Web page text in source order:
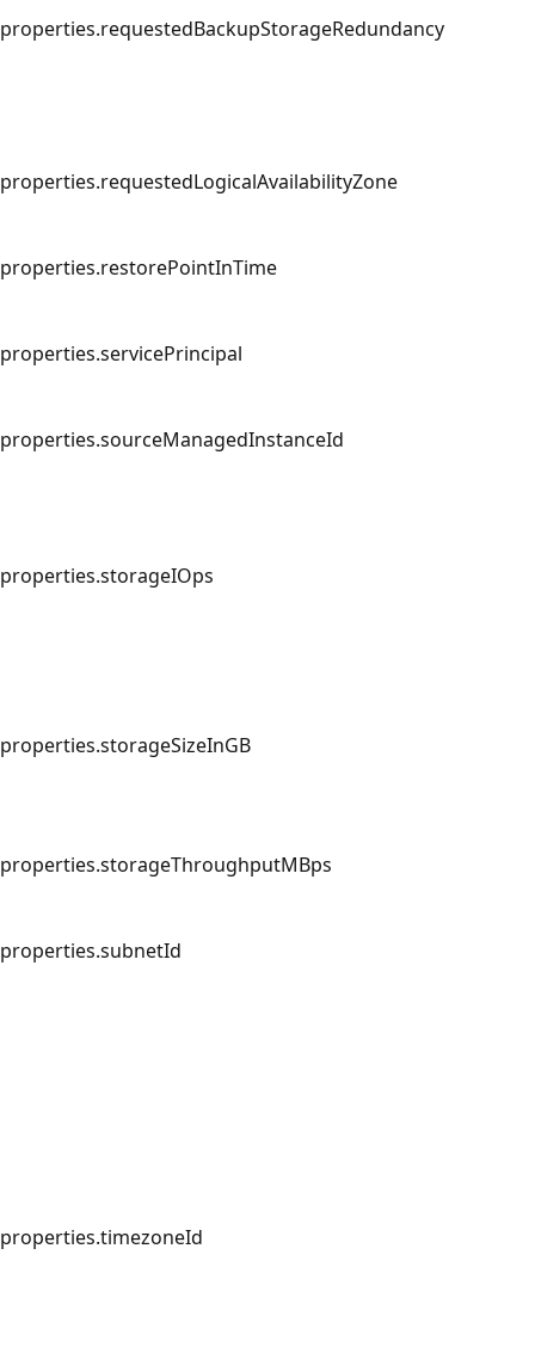
properties.requestedBackupStorageRedundancy
properties.requestedLogicalAvailabilityZone
properties.restorePointInTime
properties.servicePrincipal
properties.sourceManagedInstanceId
properties.storageIOps
properties.storageSizeInGB
properties.storageThroughputMBps
properties.subnetId
properties.timezoneId